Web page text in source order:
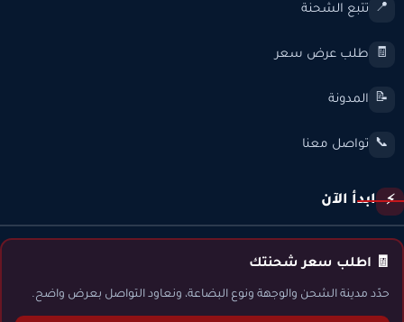
📍 تتبع الشحنة
🧾 طلب عرض سعر
📝 المدونة
📞 تواصل معنا
⚡ ابدأ الآن
🧾 اطلب سعر شحنتك
حدّد مدينة الشحن والوجهة ونوع البضاعة، ونعاود التواصل بعرض واضح.